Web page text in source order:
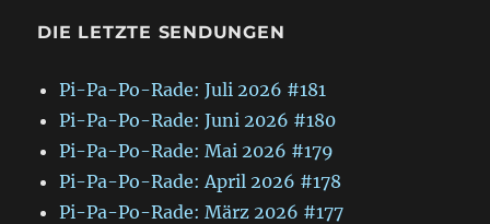
DIE LETZTE SENDUNGEN
Pi-Pa-Po-Rade: Juli 2026 #181
Pi-Pa-Po-Rade: Juni 2026 #180
Pi-Pa-Po-Rade: Mai 2026 #179
Pi-Pa-Po-Rade: April 2026 #178
Pi-Pa-Po-Rade: März 2026 #177